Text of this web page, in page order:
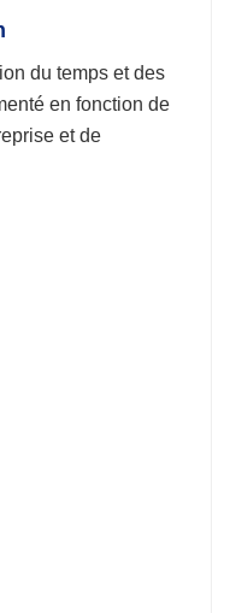
du temps et des
en fonction de
et de